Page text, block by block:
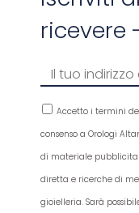
ricevere
Accetto i termini
consenso a Orologi
di materiale
diretta e ricerche di
gioielleria. Sarà